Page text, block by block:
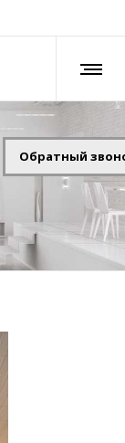
Обратный